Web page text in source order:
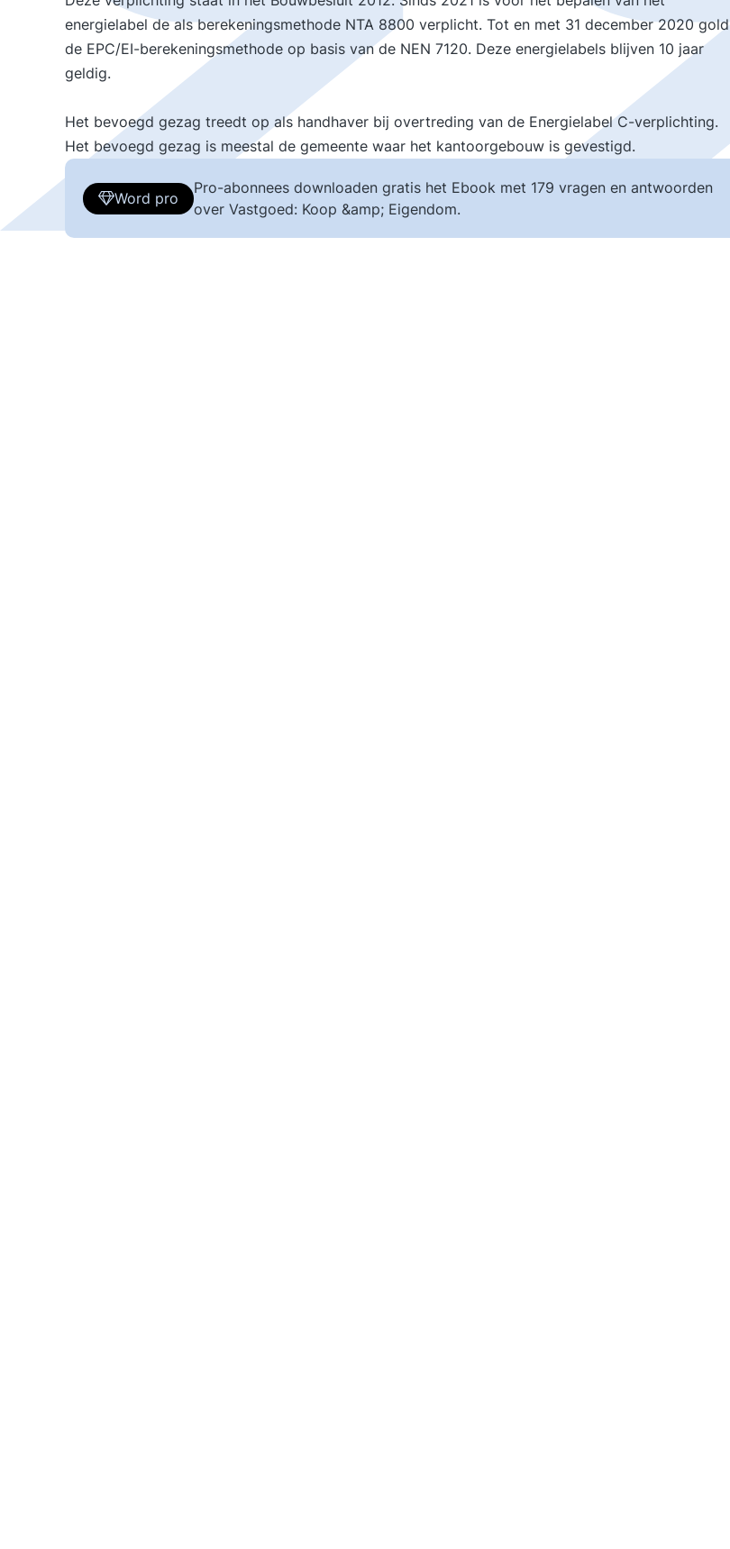
energielabel de als berekeningsmethode NTA 8800 verplicht. Tot en met 31 december 2020 gold
de EPC/EI-berekeningsmethode op basis van de NEN 7120. Deze energielabels blijven 10 jaar
geldig.
Het bevoegd gezag treedt op als handhaver bij overtreding van de Energielabel C-verplichting.
Het bevoegd gezag is meestal de gemeente waar het kantoorgebouw is gevestigd.
Word pro
Pro-abonnees downloaden gratis het Ebook met 179 vragen en antwoorden
over Vastgoed: Koop &amp; Eigendom.